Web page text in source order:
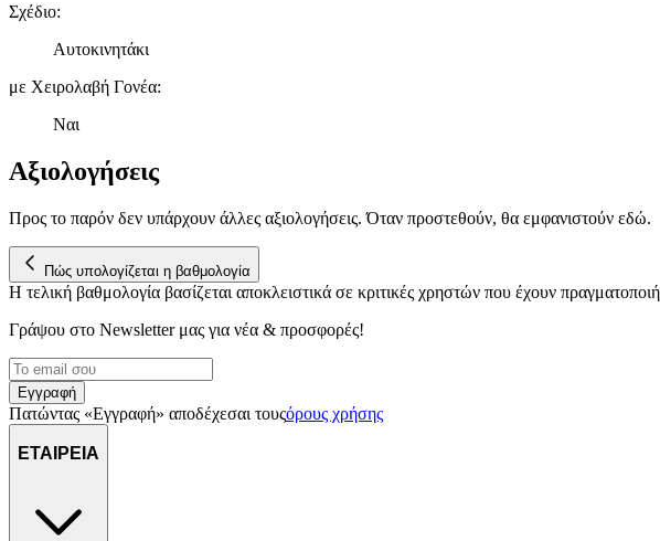
Σχέδιο:
Αυτοκινητάκι
με Χειρολαβή Γονέα:
Ναι
Αξιολογήσεις
Προς το παρόν δεν υπάρχουν άλλες αξιολογήσεις. Όταν προστεθούν, θα εμφανιστούν εδώ.
Πώς υπολογίζεται η βαθμολογία
Η τελική βαθμολογία βασίζεται αποκλειστικά σε κριτικές χρηστών που έχουν
Γράψου στο Νewsletter μας για νέα & προσφορές!
Εγγραφή
Πατώντας «Εγγραφή» αποδέχεσαι τουςόρους χρήσης
ΕΤΑΙΡΕΙΑ